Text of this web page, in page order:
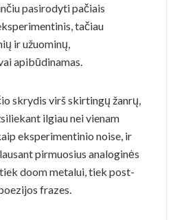
pasirodyti pačiais
tačiau
ir užuominų,
apibūdinamas.
skrydis virš skirtingų žanrų,
ilgiau nei vienam
eksperimentinio noise, ir
pirmuosius analoginės
doom metalui, tiek post-
frazes.